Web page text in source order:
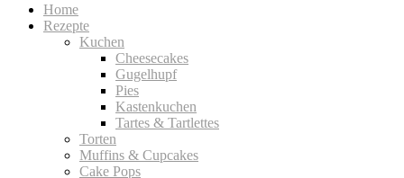
Home
Rezepte
Kuchen
Cheesecakes
Gugelhupf
Pies
Kastenkuchen
Tartes & Tartlettes
Torten
Muffins & Cupcakes
Cake Pops